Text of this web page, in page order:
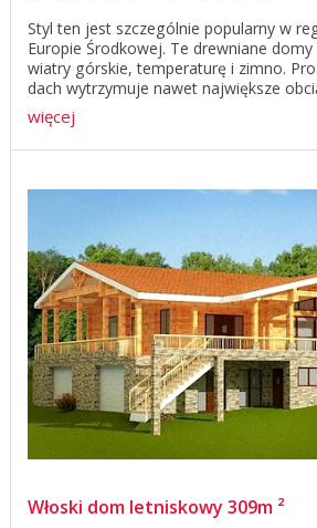
Styl ten jest szczególnie popularny w
Europie Środkowej. Te drewniane
wiatry górskie, temperaturę i zimno.
dach wytrzymuje nawet największe
więcej
Włoski dom letniskowy 309m ²